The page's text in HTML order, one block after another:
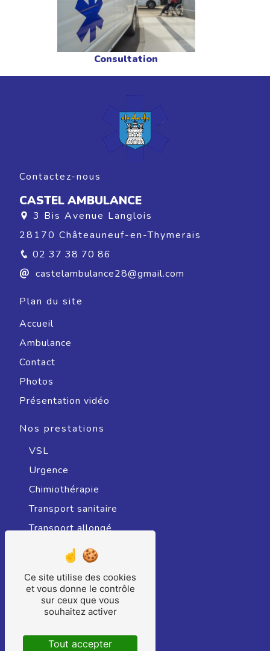
Consultation
Contactez-nous
CASTEL AMBULANCE
3 Bis Avenue Langlois
28170 Châteauneuf-en-Thymerais
02 37 38 70 86
castelambulance28@gmail.com
Plan du site
Accueil
Ambulance
Contact
Photos
Présentation vidéo
Nos prestations
VSL
Urgence
Chimiothérapie
Transport sanitaire
Transport allongé
Radiothérapie
Transport sanitaire assis
Hospitalisation
Ambulance
Ce site utilise des cookies
et vous donne le contrôle
sur ceux que vous
souhaitez activer
Tout accepter